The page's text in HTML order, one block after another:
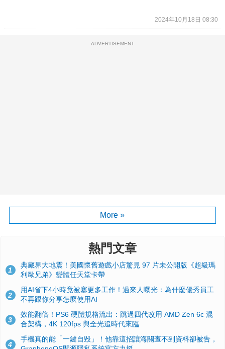
2024年10月18日 08:30
ADVERTISEMENT
More »
熱門文章
1
典藏界大地震！美國懷舊遊戲小店驚見 97 片未公開版《超級瑪
利歐兄弟》變體任天堂卡帶
2
用AI省下4小時竟被塞更多工作！過來人曝光：為什麼優秀員工
不再跟你分享怎麼使用AI
3
效能翻倍！PS6 硬體規格流出：跳過四代改用 AMD Zen 6c 混
合架構，4K 120fps 與全光追時代來臨
4
手機真的能「一鍵自毀」！他靠這招讓海關查不到資料卻被告，